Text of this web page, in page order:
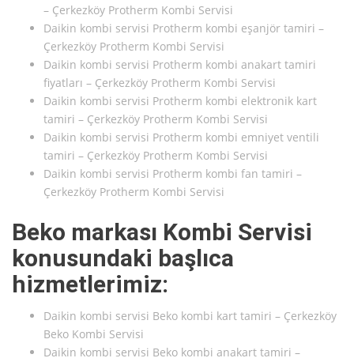
– Çerkezköy Protherm Kombi Servisi
Daikin kombi servisi Protherm kombi eşanjör tamiri –
Çerkezköy Protherm Kombi Servisi
Daikin kombi servisi Protherm kombi anakart tamiri
fiyatları – Çerkezköy Protherm Kombi Servisi
Daikin kombi servisi Protherm kombi elektronik kart
tamiri – Çerkezköy Protherm Kombi Servisi
Daikin kombi servisi Protherm kombi emniyet ventili
tamiri – Çerkezköy Protherm Kombi Servisi
Daikin kombi servisi Protherm kombi fan tamiri –
Çerkezköy Protherm Kombi Servisi
Beko markası Kombi Servisi
konusundaki başlıca
hizmetlerimiz:
Daikin kombi servisi Beko kombi kart tamiri – Çerkezköy
Beko Kombi Servisi
Daikin kombi servisi Beko kombi anakart tamiri –